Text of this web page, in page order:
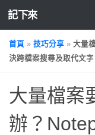
記下來
首頁 » 技巧分享 » 大量
決跨檔案搜尋及取代文字
大量檔案
辦？